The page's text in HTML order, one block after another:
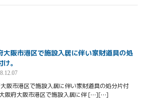
大阪市港区で施設入居に伴い家財道具の処
。
阪市港区で施設入居に伴い家財道具の処分片付
阪府大阪市港区で施設入居に伴 […][…]